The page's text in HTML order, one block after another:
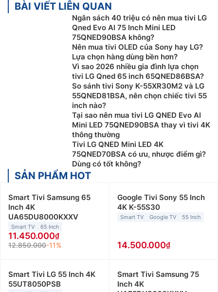
BÀI VIẾT LIÊN QUAN
Ngân sách 40 triệu có nên mua tivi LG
Qned Evo AI 75 Inch Mini LED
75QNED90BSA không?
Nên mua tivi OLED của Sony hay LG?
Lựa chọn hàng dùng bền hơn?
Vì sao 2026 nhiều gia đình lựa chọn
tivi LG Qned 65 inch 65QNED86BSA?
So sánh tivi Sony K-55XR30M2 và LG
55QNED81BSA, nên chọn chiếc tivi 55
inch nào?
Tại sao nên mua tivi LG QNED Evo AI
Mini LED 75QNED90BSA thay vì tivi 4K
thông thường
Tivi LG QNED Mini LED 4K
75QNED70BSA có ưu, nhược điểm gì?
Dùng có tốt không?
SẢN PHẨM HOT
Smart Tivi Samsung 65
Inch 4K
UA65DU8000KXXV
Smart TV 65 Inch
11.450.000
12.850.000-11%
Google Tivi Sony 55 Inch
4K K-55S30
Smart TV Google TV 55 Inch
14.500.000
Smart Tivi LG 55 Inch 4K
55UT8050PSB
Smart Tivi Samsung 75
Inch 4K